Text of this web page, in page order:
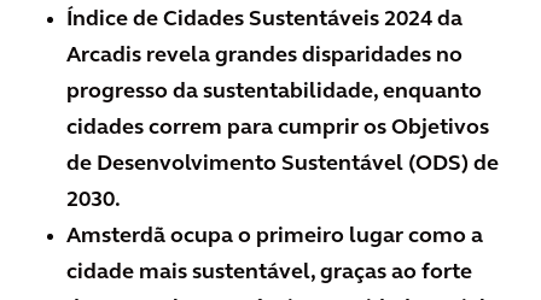
Índice de Cidades Sustentáveis 2024 da
Arcadis revela grandes disparidades no
progresso da sustentabilidade, enquanto
cidades correm para cumprir os Objetivos
de Desenvolvimento Sustentável (ODS) de
2030.
Amsterdã ocupa o primeiro lugar como a
cidade mais sustentável, graças ao forte